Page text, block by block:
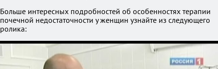
Больше интересных подробностей об особенностях терапии
почечной недостаточности у женщин узнайте из следующего
ролика: